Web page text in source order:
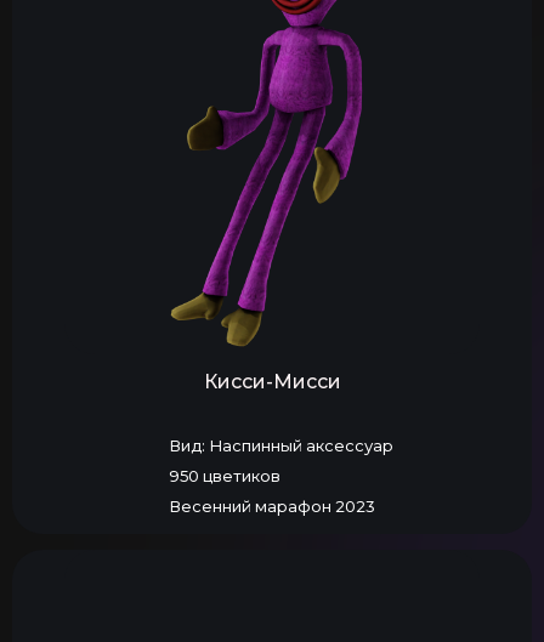
Кисси-Мисси
Вид: Наспинный аксессуар
950 цветиков
Весенний марафон 2023